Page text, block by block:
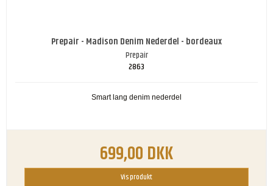
Prepair - Madison Denim Nederdel - bordeaux
Prepair
2863
Smart lang denim nederdel
699,00 DKK
Vis produkt